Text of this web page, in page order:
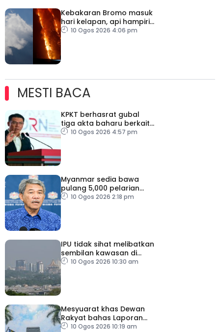
Kebakaran Bromo masuk
hari kelapan, api hampiri
penempatan penduduk
10 Ogos 2026 4:06 pm
MESTI BACA
KPKT berhasrat gubal
tiga akta baharu berkait
perumahan
10 Ogos 2026 4:57 pm
Myanmar sedia bawa
pulang 5,000 pelarian
guna kapal
10 Ogos 2026 2:18 pm
IPU tidak sihat melibatkan
sembilan kawasan di
Sarawak
10 Ogos 2026 10:30 am
Mesyuarat khas Dewan
Rakyat bahas Laporan
RCI Tabung Haji, esok
10 Ogos 2026 10:19 am